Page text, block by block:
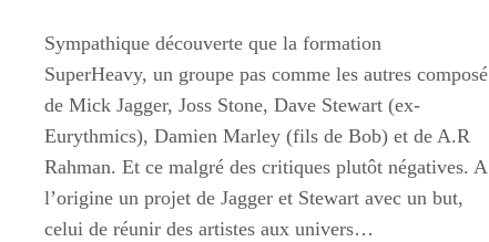
Sympathique découverte que la formation
SuperHeavy, un groupe pas comme les autres composé
de Mick Jagger, Joss Stone, Dave Stewart (ex-
Eurythmics), Damien Marley (fils de Bob) et de A.R
Rahman. Et ce malgré des critiques plutôt négatives. A
l’origine un projet de Jagger et Stewart avec un but,
celui de réunir des artistes aux univers…